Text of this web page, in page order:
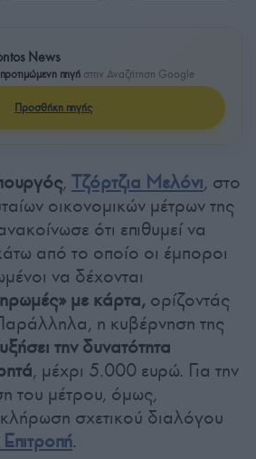
News
προτιμώμενη πηγή στην Αναζήτηση Google
Προσθήκη πηγής
, Τζόρτζια Μελόνι, στο
οικονομικών μέτρων της
ότι επιθυμεί να
από το οποίο οι έμποροι
να δέχονται
με κάρτα, ορίζοντάς
η κυβέρνηση της
την δυνατότητα
, μέχρι 5.000 ευρώ. Για την
του μέτρου, όμως,
σχετικού διαλόγου
.